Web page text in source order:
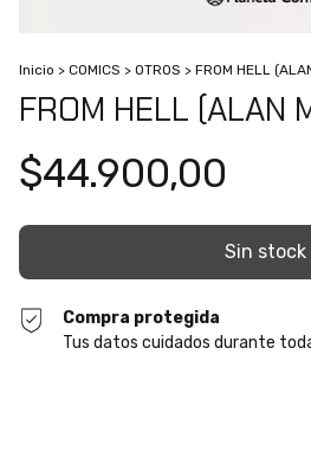
Inicio > COMICS > OTROS > FROM HELL
FROM HELL (ALAN
$44.900,00
Compra protegida
Tus datos cuidados durante